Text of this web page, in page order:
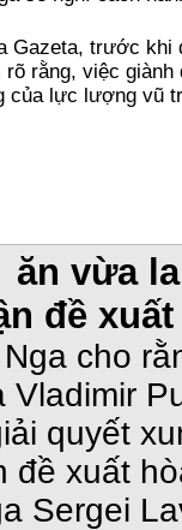
Gazeta, trước khi
rõ rằng, việc
của lực lượng vũ
ăn vừa
đề
cho
Vladimir
quyết
đề xuất
Sergei